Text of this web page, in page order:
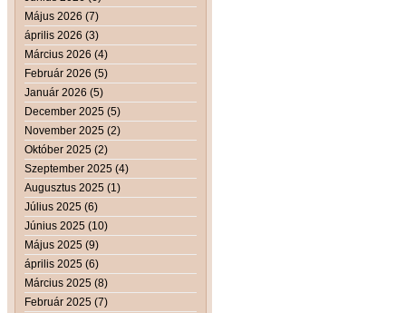
Május 2026 (7)
április 2026 (3)
Március 2026 (4)
Február 2026 (5)
Január 2026 (5)
December 2025 (5)
November 2025 (2)
Október 2025 (2)
Szeptember 2025 (4)
Augusztus 2025 (1)
Július 2025 (6)
Június 2025 (10)
Május 2025 (9)
április 2025 (6)
Március 2025 (8)
Február 2025 (7)